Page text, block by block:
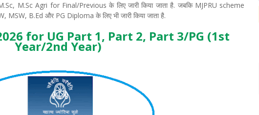
M.Sc Agri for Final/Previous के लिए जारी किया जाता है. जबकि MJPRU scheme
B.Ed और PG Diploma के लिए भी जारी किया जाता है.
for UG Part 1, Part 2, Part 3/PG (1st
Year/2nd Year)